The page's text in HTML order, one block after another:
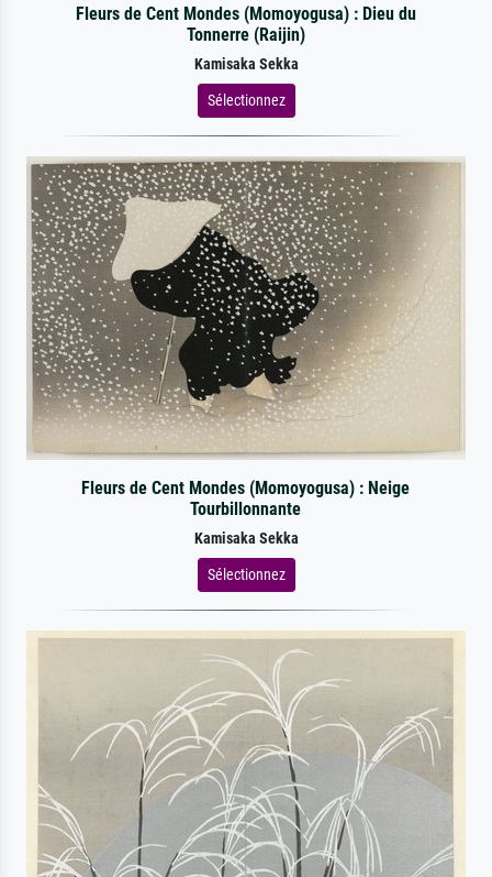
Fleurs de Cent Mondes (Momoyogusa) : Dieu du
Tonnerre (Raijin)
Kamisaka Sekka
Sélectionnez
Fleurs de Cent Mondes (Momoyogusa) : Neige
Tourbillonnante
Kamisaka Sekka
Sélectionnez